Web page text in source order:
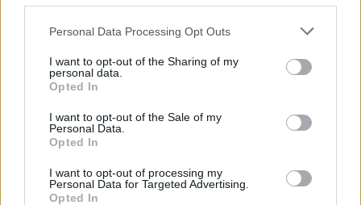
Please note that this website/app uses one or more Google
not limited to your visit or usage behaviour. You may click to
grant or deny consent to Google and its third-party tags to
use your data for below specified purposes in below Google
consent section.
Personal Data Processing Opt Outs
I want to opt-out of the Sharing of my
personal data.
Opted In
I want to opt-out of the Sale of my
Personal Data.
Opted In
I want to opt-out of processing my
Personal Data for Targeted Advertising.
Opted In